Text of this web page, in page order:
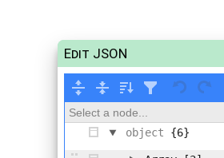
Edit JSON
Select a node...
object
{6}